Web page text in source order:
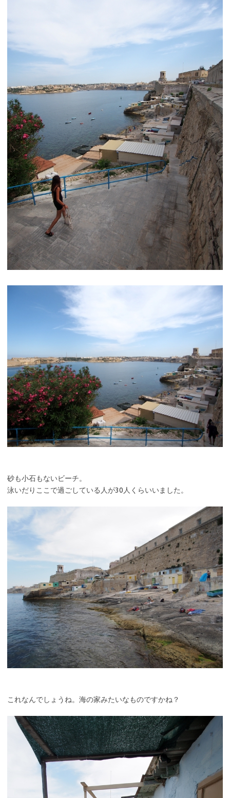
砂も小石もないビーチ。
泳いだりここで過ごしている人が30人くらいいました。
これなんでしょうね。海の家みたいなものですかね？